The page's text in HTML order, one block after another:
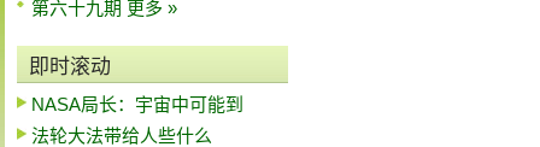
第六十九期 更多 »
即时滚动
NASA局长：宇宙中可能到
法轮大法带给人些什么